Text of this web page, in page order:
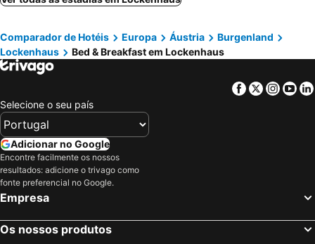
Heiligenbrunn, bed and breakfasts
Pöttsching, bed and breakfasts
Bad Tatzmannsdorf, bed and breakfasts
Pinkafeld, bed and breakfasts
Sankt Lorenzen am Wechsel, bed and breakfasts
Rechnitz, bed and breakfasts
Eberau, bed and breakfasts
Illmitz, bed and breakfasts
Apetlon, bed and breakfasts
Bad Blumau, bed and breakfasts
Sankt Margarethen im Burgenland, bed and breakfasts
Comparador de Hotéis Europa Áustria
Burgenland
Lockenhaus
Bed & Breakfast em Lockenhaus
Facebook
Twitter
Selecione o seu país
Adicionar no Google
Encontre facilmente os nossos
resultados: adicione o trivago como
fonte preferencial no Google.
Empresa
Os nossos produtos